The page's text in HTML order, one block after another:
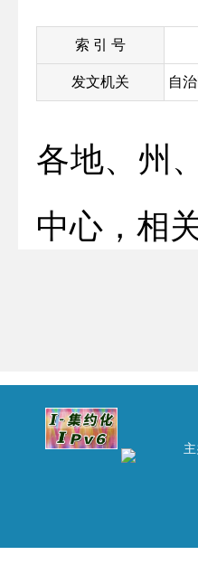
索 引 号
发文机关 自
各地、州
中心，相
我区非物
物质文化